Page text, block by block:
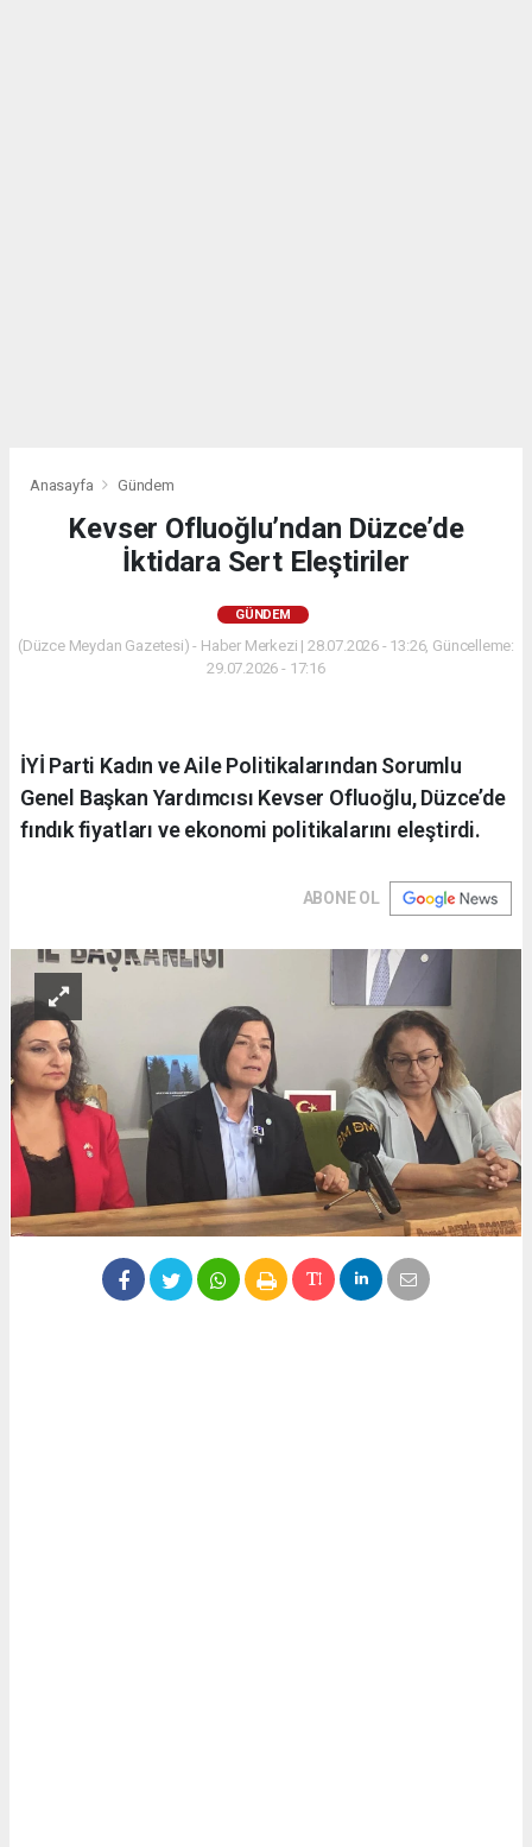
Anasayfa Gündem
Kevser Ofluoğlu’ndan Düzce’de
İktidara Sert Eleştiriler
GÜNDEM
(Düzce Meydan Gazetesi) - Haber Merkezi | 28.07.2026 - 13:26, Güncelleme:
29.07.2026 - 17:16
İYİ Parti Kadın ve Aile Politikalarından Sorumlu
Genel Başkan Yardımcısı Kevser Ofluoğlu, Düzce’de
fındık fiyatları ve ekonomi politikalarını eleştirdi.
ABONE OL